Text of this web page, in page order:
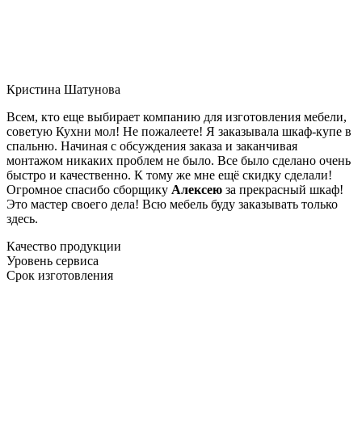
Кристина Шатунова
Всем, кто еще выбирает компанию для изготовления мебели,
советую Кухни мол! Не пожалеете! Я заказывала шкаф-купе в
спальню. Начиная с обсуждения заказа и заканчивая
монтажом никаких проблем не было. Все было сделано очень
быстро и качественно. К тому же мне ещё скидку сделали!
Огромное спасибо сборщику Алексею за прекрасный шкаф!
Это мастер своего дела! Всю мебель буду заказывать только
здесь.
Качество продукции
Уровень сервиса
Срок изготовления